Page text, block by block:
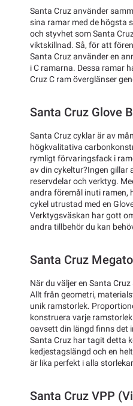
Santa Cruz använder
sina ramar med de högsta
och styvhet som Santa
viktskillnad. Så, för att
Santa Cruz använder en
i C ramarna. Dessa ramar
Cruz C ram överglänser
Santa Cruz Glove
Santa Cruz cyklar är av
högkvalitativa
rymligt förvaringsfack i
av din cykeltur?Ingen
reservdelar och verktyg.
andra föremål inuti ramen,
cykel utrustad med en
Verktygsväskan har gott
andra tillbehör du kan
Santa Cruz
När du väljer en Santa
Allt från geometri,
unik ramstorlek.
konstruera varje
oavsett din längd finns det
Santa Cruz har tagit detta
kedjestagslängd och en
är lika perfekt i alla
Santa Cruz VPP